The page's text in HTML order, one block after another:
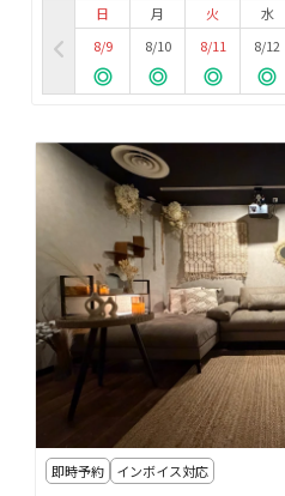
日
8/9
月
8/10
火
8/11
水
8/12
即時予約 インボイス対応